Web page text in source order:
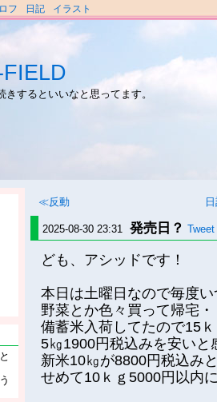
フ 日記 イラスト
きするといいなと思ってます。
≪反動
2025-08-30 23:31 発売日？ Tweet
ども、アシッドです！
本日は土曜日なので毎度
野菜とか色々買って帰宅
備蓄米入荷してたので15
5㎏1900円税込みを安い
新米10㎏が8800円税込み
せめて10ｋｇ5000円以内